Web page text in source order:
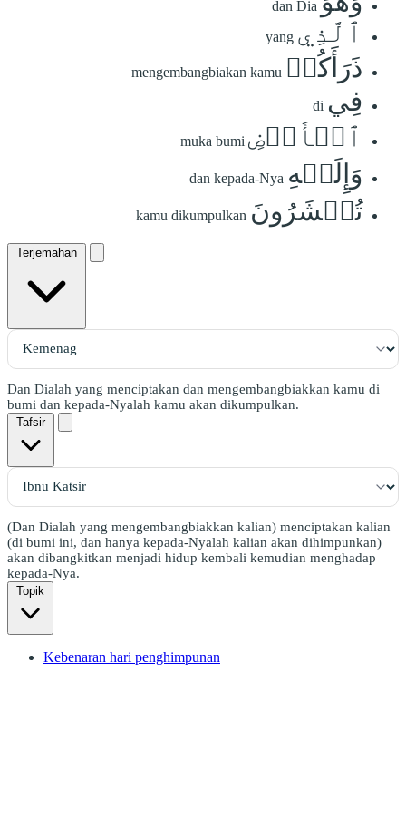
dan Dia
ٱلَّذِي yang
ذَرَأَكُمۡ mengembangbiakan kamu
فِي di
ٱلۡأَرۡضِ muka bumi
وَإِلَيۡهِ dan kepada-Nya
تُحۡشَرُونَ kamu dikumpulkan
Terjemahan
Dan Dialah yang menciptakan dan mengembangbiakkan kamu di
bumi dan kepada-Nyalah kamu akan dikumpulkan.
Tafsir
(Dan Dialah yang mengembangbiakkan kalian) menciptakan kalian
(di bumi ini, dan hanya kepada-Nyalah kalian akan dihimpunkan)
akan dibangkitkan menjadi hidup kembali kemudian menghadap
kepada-Nya.
Topik
Kebenaran hari penghimpunan